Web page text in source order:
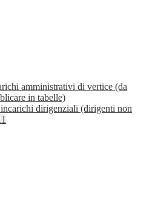
amministrativi di vertice (da
in tabelle)
dirigenziali (dirigenti non